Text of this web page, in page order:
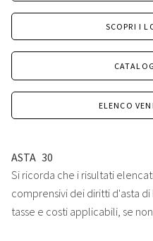
SCOPRI I
ELENCO
ASTA 30
Si ricorda che i risultati
comprensivi dei diritti d'asta
tasse e costi applicabili, se